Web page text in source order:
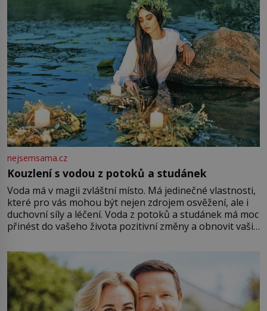
nejsemsama.cz
Kouzlení s vodou z potoků a studánek
Voda má v magii zvláštní místo. Má jedinečné vlastnosti,
které pro vás mohou být nejen zdrojem osvěžení, ale i
duchovní síly a léčení. Voda z potoků a studánek má moc
přinést do vašeho života pozitivní změny a obnovit vaši
můžete obohatit své rituály a přinést do svého života
větší harmonii a klid. Je důležité